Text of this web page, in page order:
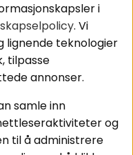
Instagram
Facebook
i
. Vi
lignende teknologier
tilpasse
annonser.
samle inn
og
til å administrere